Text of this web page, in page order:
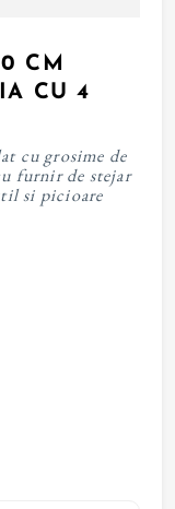
CM
CU 4
cu grosime de
furnir de stejar
si picioare